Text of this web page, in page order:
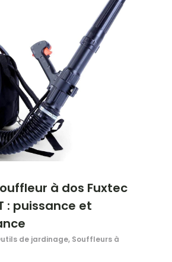
à dos Fuxtec
: puissance et
de jardinage, Souffleurs à